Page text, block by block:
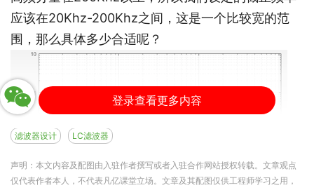
应该在20Khz-200Khz之间，这是一个比较宽的范
围，那么具体多少合适呢？
登录查看更多内容
滤波器设计 LC滤波器
声明：本文内容及配图由入驻作者撰写或者入驻合作网站授权转载。文章观点
仅代表作者本人，不代表凡亿课堂立场。文章及其配图仅供工程师学习之用，